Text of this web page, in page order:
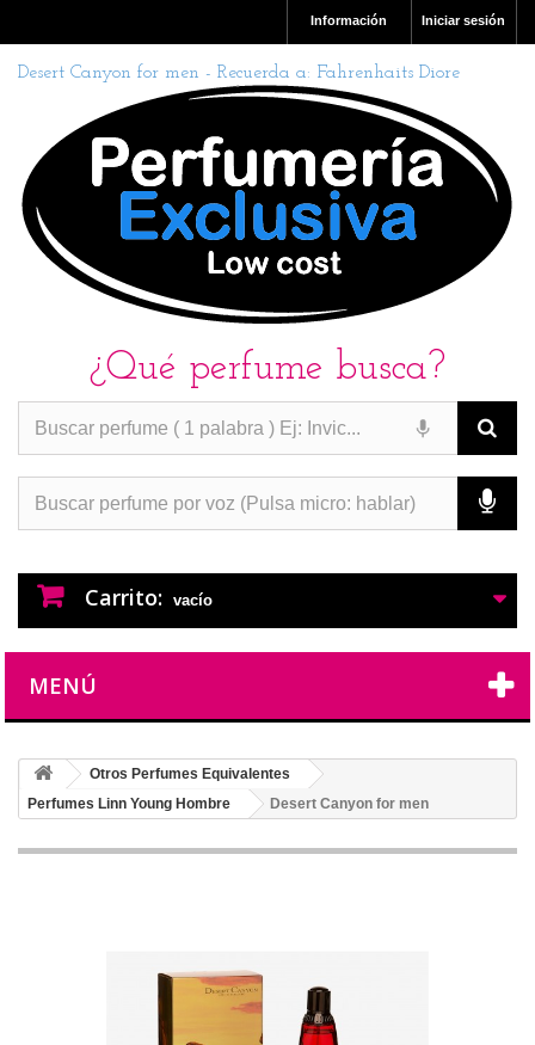
Iniciar sesión
Información
Desert Canyon for men - Recuerda a: Fahrenhaits Diore
¿Qué perfume busca?
Carrito: vacío
MENÚ
Otros Perfumes Equivalentes
Perfumes Linn Young Hombre
Desert Canyon for men